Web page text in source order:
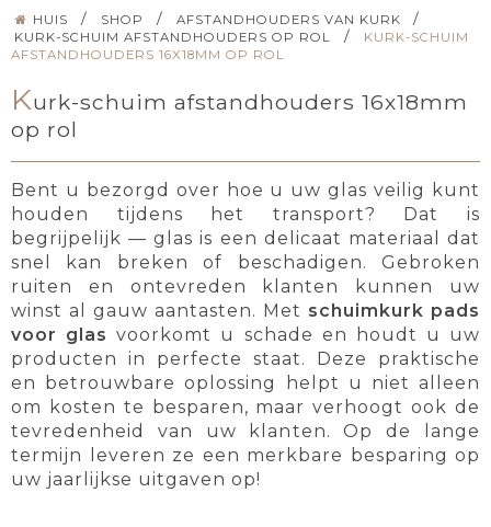
HUIS / SHOP / AFSTANDHOUDERS VAN KURK /
KURK-SCHUIM AFSTANDHOUDERS OP ROL /
KURK-SCHUIM
AFSTANDHOUDERS 16X18MM OP ROL
Kurk-schuim afstandhouders 16x18mm
op rol
Bent u bezorgd over hoe u uw glas veilig kunt
houden tijdens het transport? Dat is
begrijpelijk — glas is een delicaat materiaal dat
snel kan breken of beschadigen. Gebroken
ruiten en ontevreden klanten kunnen uw
winst al gauw aantasten. Met schuimkurk pads
voor glas voorkomt u schade en houdt u uw
producten in perfecte staat. Deze praktische
en betrouwbare oplossing helpt u niet alleen
om kosten te besparen, maar verhoogt ook de
tevredenheid van uw klanten. Op de lange
termijn leveren ze een merkbare besparing op
uw jaarlijkse uitgaven op!